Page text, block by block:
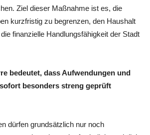
Ziel dieser Maßnahme ist es, die
kurzfristig zu begrenzen, den Haushalt
finanzielle Handlungsfähigkeit der Stadt
bedeutet, dass Aufwendungen und
besonders streng geprüft
dürfen grundsätzlich nur noch